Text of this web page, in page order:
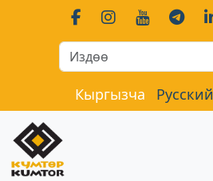
Кыргызча Русский